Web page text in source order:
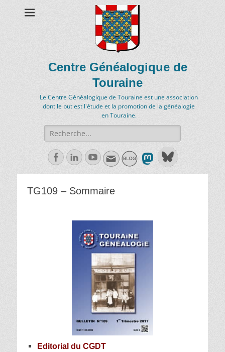
Centre Généalogique de
Touraine
Le Centre Généalogique de Touraine est une association
dont le but est l'étude et la promotion de la généalogie
en Touraine.
Recherche
de:
FacebookLinkedln
Youtube
TG109 – Sommaire
Editorial du CGDT